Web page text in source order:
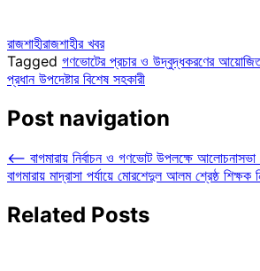
রাজশাহীরাজশাহীর খবর
Tagged গণভোটের প্রচার ও উদ্বুদ্ধকরণের আয়োজিত
প্রধান উপদেষ্টার বিশেষ সহকারী
Post navigation
⟵ বাগমারায় নির্বাচন ও গণভোট উপলক্ষে আলোচনাসভা
বাগমারায় মাদ্রাসা পর্যায়ে মোরশেদুল আলম শ্রেষ্ঠ শিক্ষক
Related Posts